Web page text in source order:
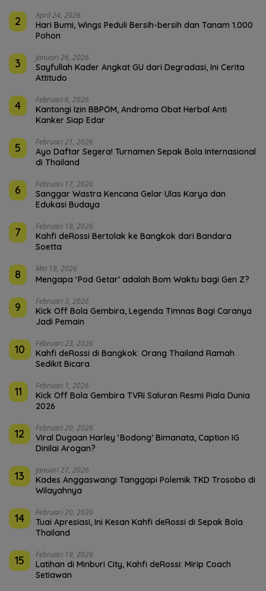
2 April 24, 2026
Hari Bumi, Wings Peduli Bersih-bersih dan Tanam 1.000
Pohon
3 Januari 26, 2026
Sayfullah Kader Angkat GU dari Degradasi, Ini Cerita
Attitudo
4 Februari 6, 2026
Kantongi Izin BBPOM, Androma Obat Herbal Anti
Kanker Siap Edar
5 Februari 21, 2026
Ayo Daftar Segera! Turnamen Sepak Bola Internasional
di Thailand
6 Februari 17, 2026
Sanggar Wastra Kencana Gelar Ulas Karya dan
Edukasi Budaya
7 Februari 18, 2026
Kahfi deRossi Bertolak ke Bangkok dari Bandara
Soetta
8 Mei 19, 2026
Mengapa ‘Pod Getar’ adalah Bom Waktu bagi Gen Z?
9 Februari 3, 2026
Kick Off Bola Gembira, Legenda Timnas Bagi Caranya
Jadi Pemain
10 Februari 23, 2026
Kahfi deRossi di Bangkok: Orang Thailand Ramah
Sedikit Bicara
11 Februari 1, 2026
Kick Off Bola Gembira TVRI Saluran Resmi Piala Dunia
2026
12 Februari 20, 2026
Viral Dugaan Harley ‘Bodong’ Bimanata, Caption IG
Dinilai Arogan?
13 Januari 27, 2026
Kades Anggaswangi Tanggapi Polemik TKD Trosobo di
Wilayahnya
14 Februari 20, 2026
Tuai Apresiasi, Ini Kesan Kahfi deRossi di Sepak Bola
Thailand
15 Februari 19, 2026
Latihan di Minburi City, Kahfi deRossi: Mirip Coach
Setiawan